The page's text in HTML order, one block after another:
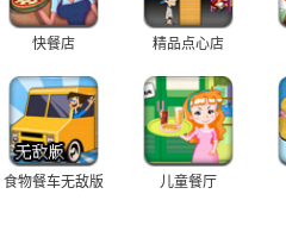
快餐店 精品点心店
食物餐车无敌版 儿童餐厅